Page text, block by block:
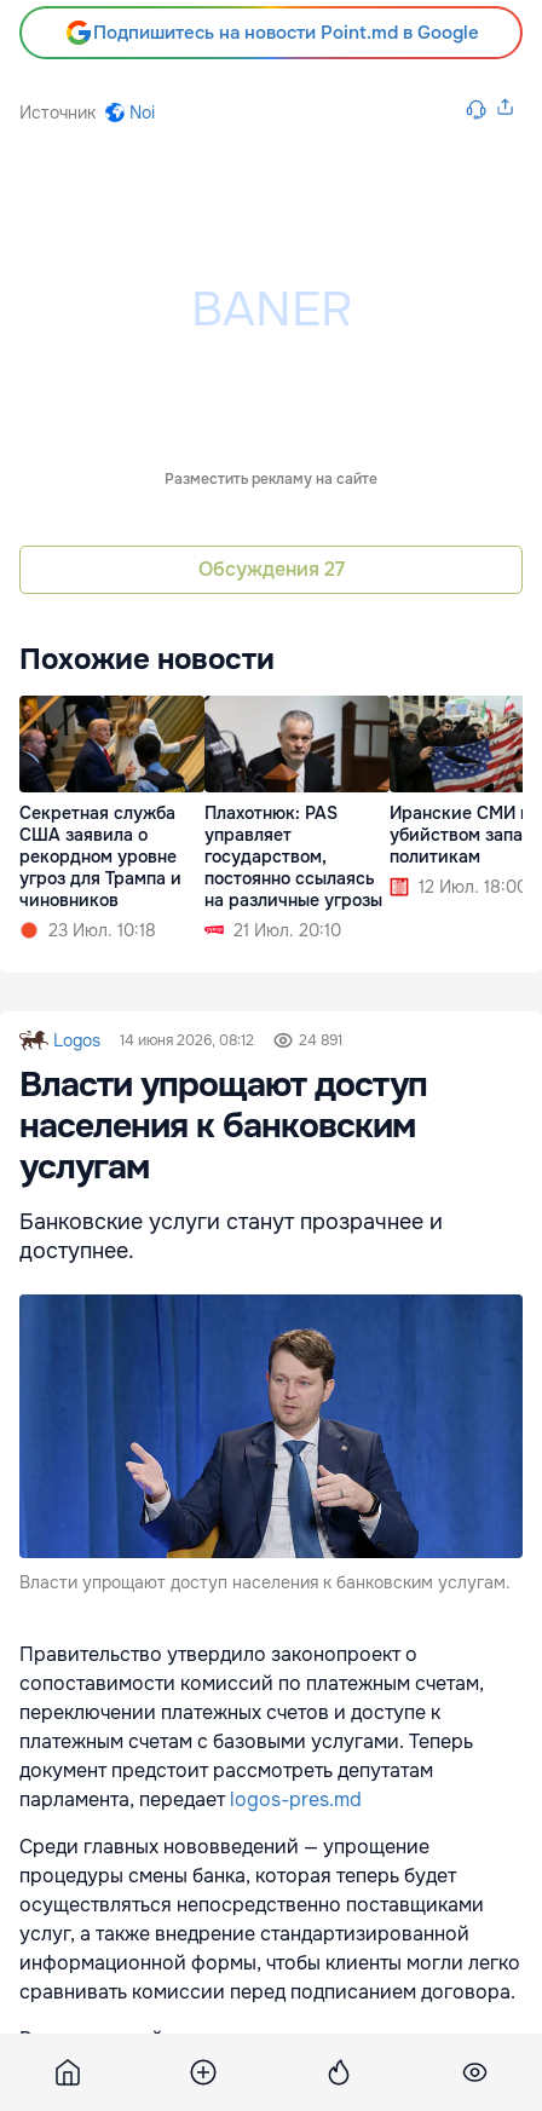
Подпишитесь на новости Point.md в Google
Источник Noi
Разместить рекламу на сайте
Обсуждения 27
Похожие новости
Секретная служба
США заявила о
рекордном уровне
угроз для Трампа и
чиновников
23 Июл. 10:18
Плахотнюк: PAS
управляет
государством,
постоянно ссылаясь
на различные угрозы
21 Июл. 20:10
Иранские СМИ
убийством
политикам
12 Июл. 18:00
Logos 14 июня 2026, 08:12 24 891
Власти упрощают доступ
населения к банковским
услугам
Банковские услуги станут прозрачнее и
доступнее.
Власти упрощают доступ населения к банковским услугам.
Правительство утвердило законопроект о
сопоставимости комиссий по платежным счетам,
переключении платежных счетов и доступе к
платежным счетам с базовыми услугами. Теперь
документ предстоит рассмотреть депутатам
парламента, передаетlogos-pres.md
Среди главных нововведений — упрощение
процедуры смены банка, которая теперь будет
осуществляться непосредственно поставщиками
услуг, а также внедрение стандартизированной
информационной формы, чтобы клиенты могли легко
сравнивать комиссии перед подписанием договора.
Регулирующий орган также запустит специальную
веб-страницу для сравнения тарифов. В то же время